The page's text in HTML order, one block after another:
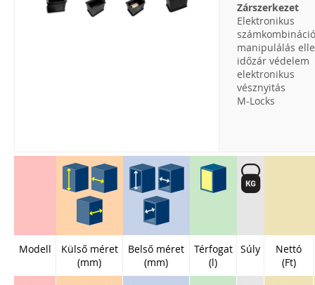
Zárszerkezet
Elektronikus
manipulálás
időzár védelem
elektronikus
vésznyitás
M-Locks
Modell
Külső méret
(mm)
Belső méret
(mm)
Térfogat
(l)
Súly
Nettó
(Ft)